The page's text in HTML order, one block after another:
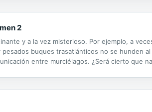
2
y a la vez misterioso. Por ejemplo, a
buques trasatlánticos no se hunden
entre murciélagos. ¿Será cierto que